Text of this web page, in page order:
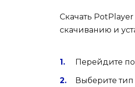
Скачать
скачиванию и
Перейдите
Выберите